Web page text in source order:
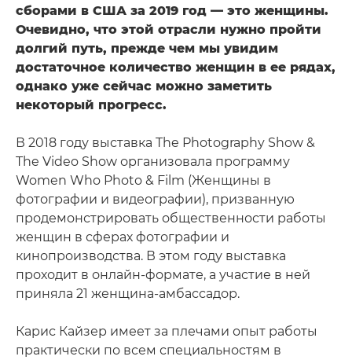
сборами в США за 2019 год — это женщины.
Очевидно, что этой отрасли нужно пройти
долгий путь, прежде чем мы увидим
достаточное количество женщин в ее рядах,
однако уже сейчас можно заметить
некоторый прогресс.
В 2018 году выставка The Photography Show &
The Video Show организовала программу
Women Who Photo & Film (Женщины в
фотографии и видеографии), призванную
продемонстрировать общественности работы
женщин в сферах фотографии и
кинопроизводства. В этом году выставка
проходит в онлайн-формате, а участие в ней
приняла 21 женщина-амбассадор.
Карис Кайзер имеет за плечами опыт работы
практически по всем специальностям в